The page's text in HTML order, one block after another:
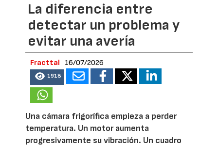
La diferencia entre
detectar un problema y
evitar una avería
Fracttal 16/07/2026
1918
Una cámara frigorífica empieza a perder
temperatura. Un motor aumenta
progresivamente su vibración. Un cuadro